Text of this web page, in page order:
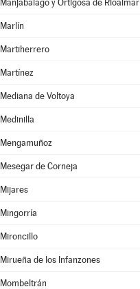
Manjabálago y Ortigosa de Rioalmar
Marlín
Martiherrero
Martínez
Mediana de Voltoya
Medinilla
Mengamuñoz
Mesegar de Corneja
Mijares
Mingorría
Mironcillo
Mirueña de los Infanzones
Mombeltrán